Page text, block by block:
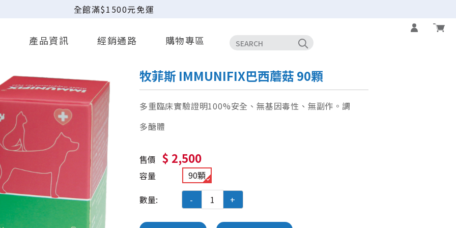
全館滿$1500元免運
產品資訊 經銷通路 購物專區
牧菲斯 IMMUNIFIX巴西蘑菇 90顆
多重臨床實驗證明100%安全、無基因毒性、無副作。調
多醣體
售價 $ 2,500
容量
90顆
數量:
- +